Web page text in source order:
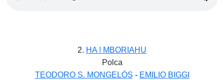
2. HA ! MBORIAHU
Polca
TEODORO S. MONGELÓS - EMILIO BIGGI